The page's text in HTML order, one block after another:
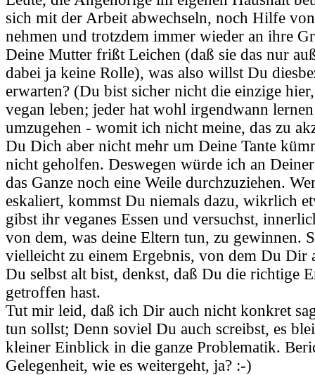
sich mit der Arbeit abwechseln, noch Hilfe
nehmen und trotzdem immer wieder an ihre
Deine Mutter frißt Leichen (daß sie das nur
dabei ja keine Rolle), was also willst Du
erwarten? (Du bist sicher nicht die einzige
vegan leben; jeder hat wohl irgendwann
umzugehen - womit ich nicht meine, das zu
Du Dich aber nicht mehr um Deine Tante
nicht geholfen. Deswegen würde ich an
das Ganze noch eine Weile durchzuziehen.
eskaliert, kommst Du niemals dazu, wikrlich
gibst ihr veganes Essen und versuchst,
von dem, was deine Eltern tun, zu gewinnen.
vielleicht zu einem Ergebnis, von dem Du Dir
Du selbst alt bist, denkst, daß Du die richtige
getroffen hast.
Tut mir leid, daß ich Dir auch nicht konkret
tun sollst; Denn soviel Du auch screibst, es
kleiner Einblick in die ganze Problematik.
Gelegenheit, wie es weitergeht, ja? :-)